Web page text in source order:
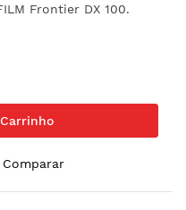
Frontier DX 100.
Comparar